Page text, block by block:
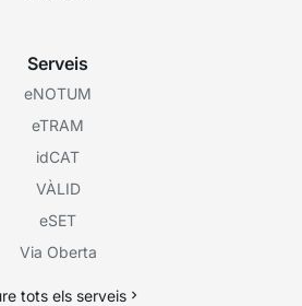
Serveis
eNOTUM
eTRAM
idCAT
VÀLID
eSET
Via Oberta
tots els serveis